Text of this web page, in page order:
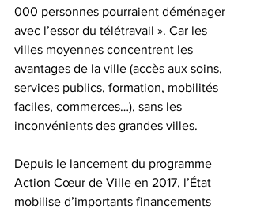
000 personnes pourraient déménager
avec l’essor du télétravail ». Car les
villes moyennes concentrent les
avantages de la ville (accès aux soins,
services publics, formation, mobilités
faciles, commerces…), sans les
inconvénients des grandes villes.
Depuis le lancement du programme
Action Cœur de Ville en 2017, l’État
mobilise d’importants financements